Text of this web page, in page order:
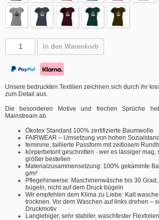
In den Warenkorb
Unsere bedruckten Textilien zeichnen sich durch ihr
zum Detail aus.
Die besonderen Motive und frechen Sprüche
Mainstream ab.
Ökotex Standard 100% zertifizierte Baumwolle
FAIRWEAR – Umsetzung von hohen
feminine, taillierte Passform mit zeitlosem
körperbetont geschnitten - wer es lässiger mag,
größer bestellen
Materialzusammensetzung: 100% gekämmte
g/m²
Pflegehinweise: Maschinenwäsche bis 30
bügeln, nicht auf dem Druck bügeln
Wir empfehlen dem Klima zu Liebe: Kalt
trocknen. Vor dem Waschen auf links drehen –
Druckmotiv
Langlebiger, sehr stabiler, waschfester